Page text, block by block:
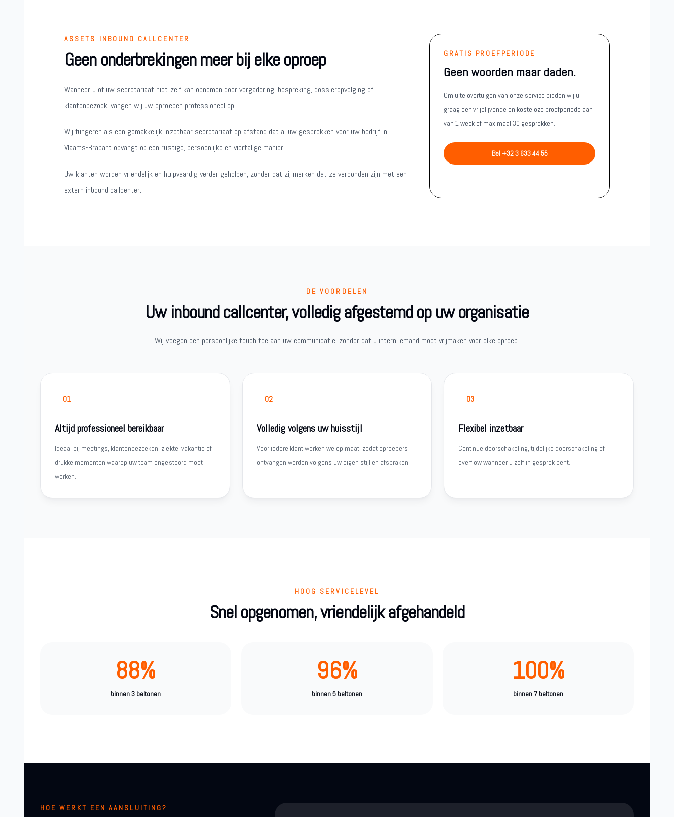
ASSETS INBOUND CALLCENTER
Geen onderbrekingen meer bij elke oproep
Wanneer u of uw secretariaat niet zelf kan opnemen door vergadering, bespreking, dossieropvolging of
klantenbezoek, vangen wij uw oproepen professioneel op.
Wij fungeren als een gemakkelijk inzetbaar secretariaat op afstand dat al uw gesprekken voor uw bedrijf in
Vlaams-Brabant opvangt op een rustige, persoonlijke en viertalige manier.
Uw klanten worden vriendelijk en hulpvaardig verder geholpen, zonder dat zij merken dat ze verbonden zijn met een
extern inbound callcenter.
GRATIS PROEFPERIODE
Geen woorden maar daden.
Om u te overtuigen van onze service bieden wij u
graag een vrijblijvende en kosteloze proefperiode aan
van 1 week of maximaal 30 gesprekken.
Bel +32 3 633 44 55
DE VOORDELEN
Uw inbound callcenter, volledig afgestemd op uw organisatie
Wij voegen een persoonlijke touch toe aan uw communicatie, zonder dat u intern iemand moet vrijmaken voor elke oproep.
01
Altijd professioneel bereikbaar
Ideaal bij meetings, klantenbezoeken, ziekte, vakantie of
drukke momenten waarop uw team ongestoord moet
werken.
02
Volledig volgens uw huisstijl
Voor iedere klant werken we op maat, zodat oproepers
ontvangen worden volgens uw eigen stijl en afspraken.
03
Flexibel inzetbaar
Continue doorschakeling, tijdelijke doorschakeling of
overflow wanneer u zelf in gesprek bent.
HOOG SERVICELEVEL
Snel opgenomen, vriendelijk afgehandeld
88%
binnen 3 beltonen
96%
binnen 5 beltonen
100%
binnen 7 beltonen
HOE WERKT EEN AANSLUITING?